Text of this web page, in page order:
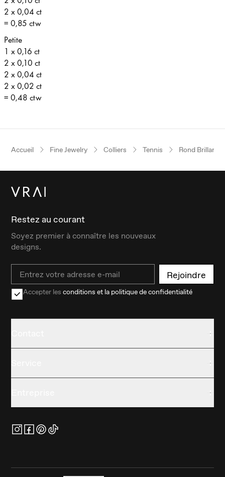
2 x 0,04 ct
= 0,85 ctw
Petite
1 x 0,16 ct
2 x 0,10 ct
2 x 0,04 ct
2 x 0,02 ct
= 0,48 ctw
Accueil Fine Jewelry Colliers Tennis Rond Brillant
Restez au courant
Soyez premier à connaître les nouveaux
designs.
Email Rejoindre
Accepter lesconditions et la politique de confidentialité